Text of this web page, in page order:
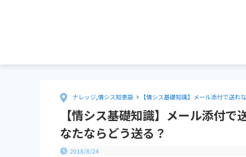
ナレッジ,情シス知恵袋 【情シス基礎知識】メール添付で送れ
【情シス基礎知識】メール添付
なたならどう送る？
2018/8/24